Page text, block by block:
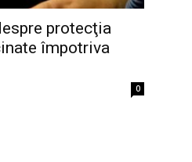
protecţia
împotriva
0